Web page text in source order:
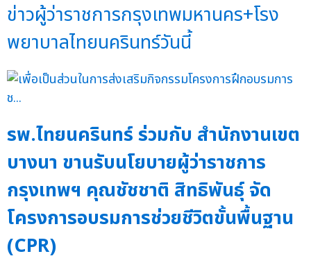
ข่าวผู้ว่าราชการกรุงเทพมหานคร+โรง
พยาบาลไทยนครินทร์วันนี้
รพ.ไทยนครินทร์ ร่วมกับ สำนักงานเขต
บางนา ขานรับนโยบายผู้ว่าราชการ
กรุงเทพฯ คุณชัชชาติ สิทธิพันธุ์ จัด
โครงการอบรมการช่วยชีวิตขั้นพื้นฐาน
(CPR)